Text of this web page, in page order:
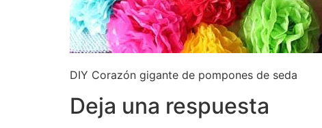
DIY Corazón gigante de pompones de seda
Deja una respuesta